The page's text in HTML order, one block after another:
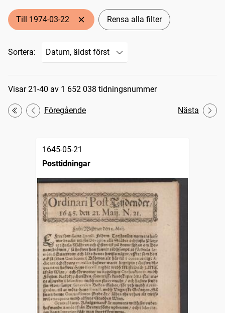
Till 1974-03-22 Rensa alla filter
Sortera:
Sökresultat
Visar 21-40 av 1 652 038 tidningsnummer
Första
Föregående Nästa
1645-05-21
Posttidningar